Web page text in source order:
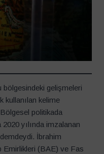
bölgesindeki gelişmeleri
kullanılan kelime
politikada
yılında imzalanan
İbrahim
Emirlikleri (BAE) ve Fas